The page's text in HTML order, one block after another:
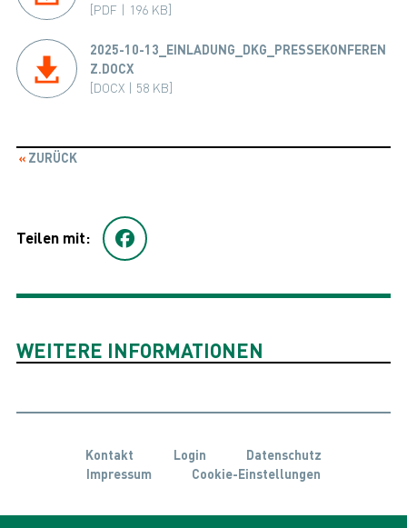
[PDF | 196 KB]
2025-10-13_EINLADUNG_DKG_PRESSEKONFEREN
Z.DOCX
[DOCX | 58 KB]
ZURÜCK
Teilen mit:
WEITERE INFORMATIONEN
Kontakt Login
Datenschutz
Impressum
Cookie-Einstellungen